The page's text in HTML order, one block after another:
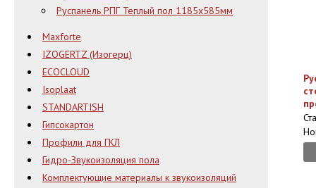
Руспанель РПГ Теплый пол 1185х585мм
Maxforte
IZOGERTZ (Изогерц)
ECOCLOUD
Isoplaat
STANDARTISH
Гипсокартон
Профили для ГКЛ
Гидро-Звукоизоляция пола
Комплектующие материалы к звукоизоляций